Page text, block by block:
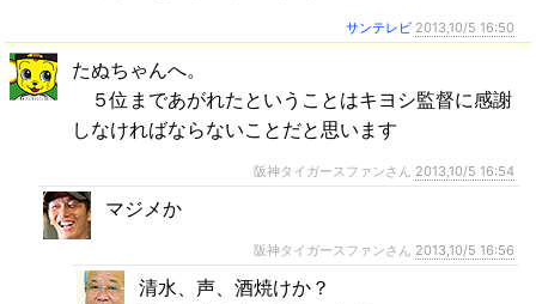
サンテレビ 2013,10/5 16:50
たぬちゃんへ。
５位まであがれたということはキヨシ監督に感謝
しなければならないことだと思います
阪神タイガースファンさん 2013,10/5 16:54
マジメか
阪神タイガースファンさん 2013,10/5 16:56
清水、声、酒焼けか？